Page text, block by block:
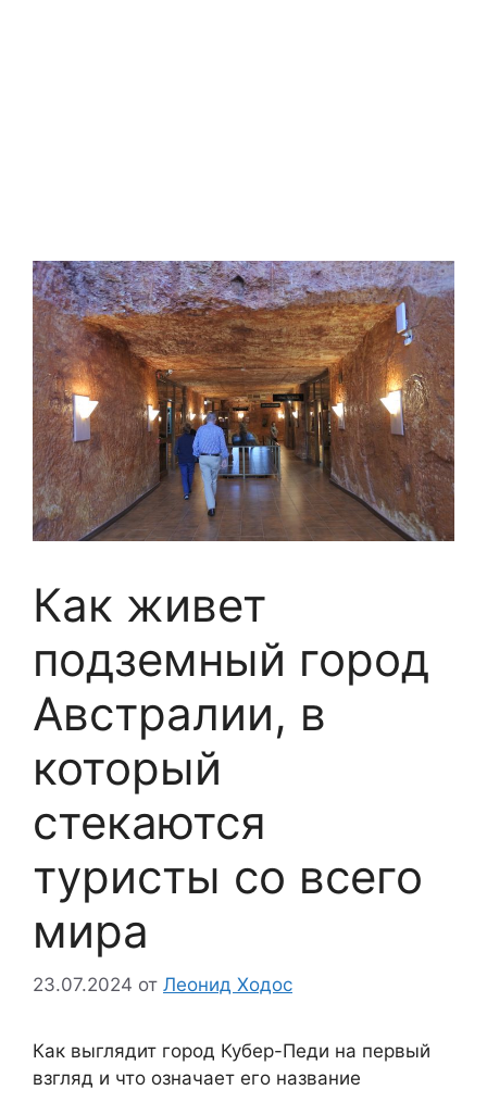
Как живет
подземный город
Австралии, в
который
стекаются
туристы со всего
мира
23.07.2024 от Леонид Ходос
Как выглядит город Кубер-Педи на первый
взгляд и что означает его название